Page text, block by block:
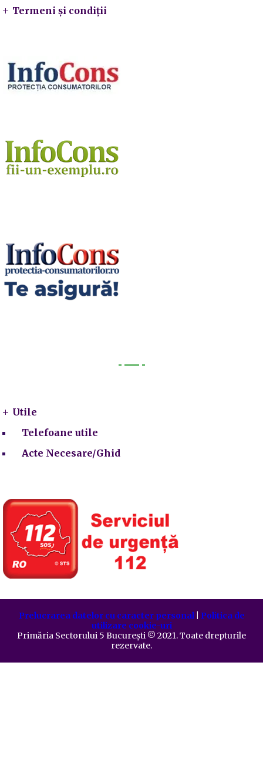
Termeni și condiții
Utile
Telefoane utile
Acte Necesare/Ghid
Prelucrarea datelor cu caracter personal| Politica de
utilizare cookie-uri
Primăria Sectorului 5 București ©️ 2021. Toate drepturile
rezervate.